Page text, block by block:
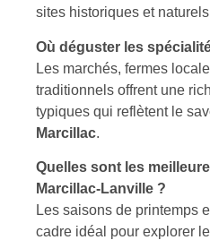
sites historiques et
Où déguster les
Les marchés, fermes
traditionnels offrent une
typiques qui reflètent le
Marcillac.
Quelles sont les
Marcillac-Lanville ?
Les saisons de printemps
cadre idéal pour explorer